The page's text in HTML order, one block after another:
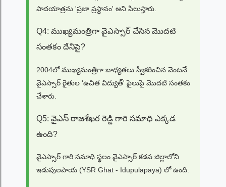
పాదయాత్రను 'ప్రజా ప్రస్థానం' అని పిలుస్తారు.
Q4: ముఖ్యమంత్రిగా వైఎస్సార్ చేసిన మొదటి
సంతకం దేనిపై?
2004లో ముఖ్యమంత్రిగా బాధ్యతలు స్వీకరించిన వెంటనే
వైఎస్సార్ రైతుల 'ఉచిత విద్యుత్' ఫైలుపై మొదటి సంతకం
చేశారు.
Q5: వైఎస్ రాజశేఖర రెడ్డి గారి సమాధి ఎక్కడ
ఉంది?
వైఎస్సార్ గారి సమాధి స్థలం వైఎస్సార్ కడప జిల్లాలోని
ఇడుపులపాయ (YSR Ghat - Idupulapaya) లో ఉంది.